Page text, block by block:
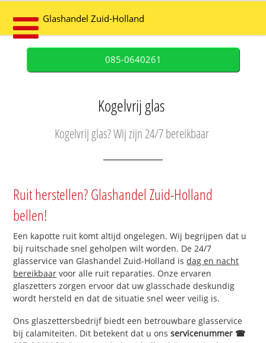
Glashandel Zuid-Holland
085-0640261
Kogelvrij glas
Kogelvrij glas? Wij zijn 24/7 bereikbaar
Ruit herstellen? Glashandel Zuid-Holland
bellen!
Een kapotte ruit komt altijd ongelegen. Wij begrijpen dat u
bij ruitschade snel geholpen wilt worden. De 24/7
glasservice van Glashandel Zuid-Holland isdag en nacht
bereikbaar voor alle ruit reparaties. Onze ervaren
glaszetters zorgen ervoor dat uw glasschade deskundig
wordt hersteld en dat de situatie snel weer veilig is.
Ons glaszettersbedrijf biedt een betrouwbare glasservice
bij calamiteiten. Dit betekent dat u onsservicenummer ☎